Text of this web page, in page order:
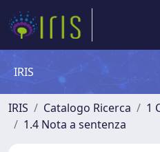
IRIS
IRIS Catalogo Ricerca
1
1.4 Nota a sentenza